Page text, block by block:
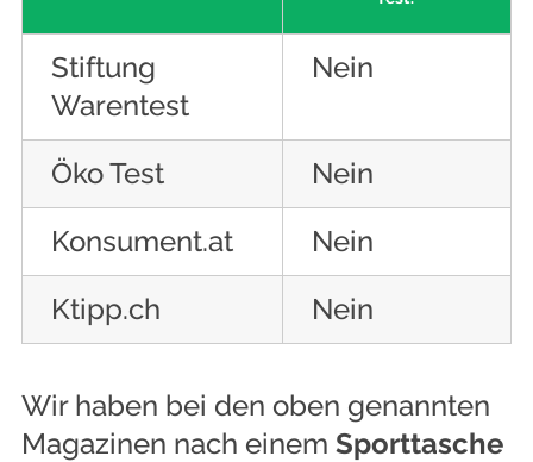
Stiftung
Warentest
Nein
Öko Test
Nein
Konsument.at
Nein
Ktipp.ch
Nein
Wir haben bei den oben genannten
Magazinen nach einem Sporttasche